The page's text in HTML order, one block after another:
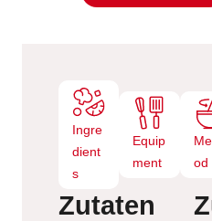
n
Ingre
dient
s
Equip
ment
od
Zutaten